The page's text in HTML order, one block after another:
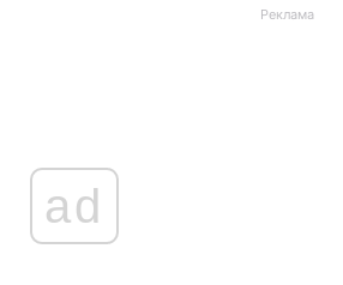
Реклама
ad